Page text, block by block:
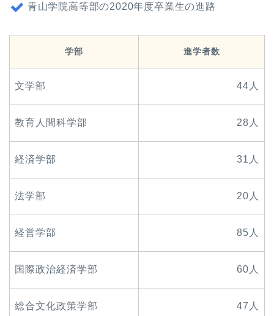
青山学院高等部の2020年度卒業生の進路
学部 進学者数
文学部 44人
教育人間科学部 28人
経済学部 31人
法学部 20人
経営学部 85人
国際政治経済学部 60人
総合文化政策学部 47人